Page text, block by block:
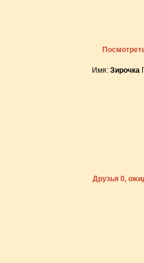
Имя: Зирочка
Друзья 0,